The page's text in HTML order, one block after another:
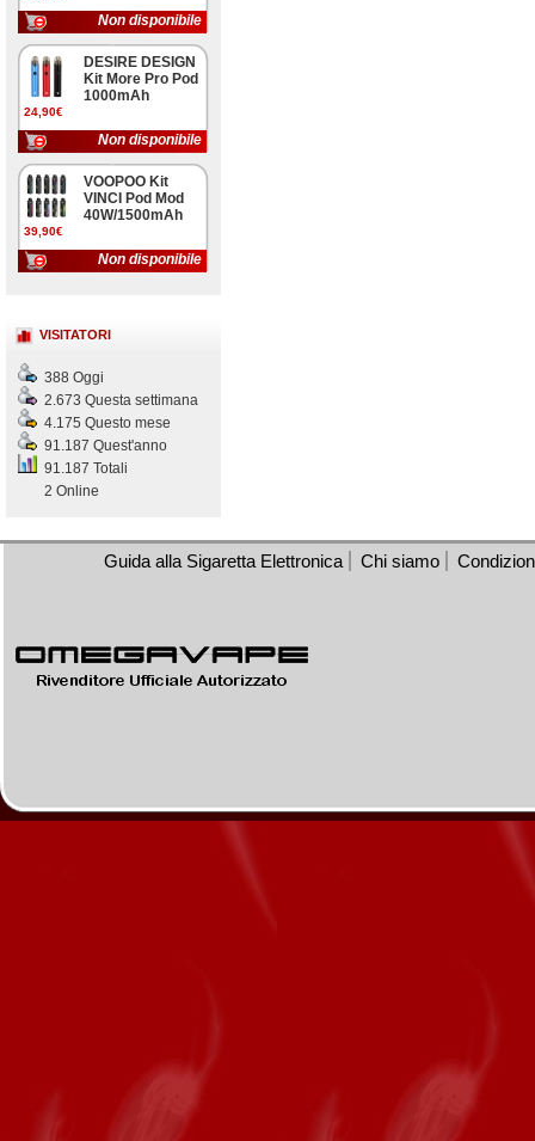
Non disponibile
24,90€
DESIRE DESIGN
Kit More Pro Pod
1000mAh
Non disponibile
39,90€
VOOPOO Kit
VINCI Pod Mod
40W/1500mAh
Non disponibile
VISITATORI
388 Oggi
2.673 Questa settimana
4.175 Questo mese
91.187 Quest'anno
91.187 Totali
2 Online
Guida alla Sigaretta Elettronica Chi siamo